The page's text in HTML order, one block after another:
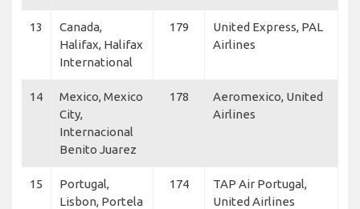
13
Canada,
Halifax, Halifax
International
179
United Express, PAL
Airlines
14
Mexico, Mexico
City,
Internacional
Benito Juarez
178
Aeromexico, United
Airlines
15
Portugal,
Lisbon, Portela
174
TAP Air Portugal,
United Airlines